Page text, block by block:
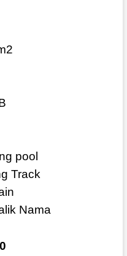
pool
Track
Nama